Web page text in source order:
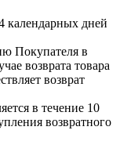
календарных дней
Покупателя в
возврата товара
возврат
в течение 10
возвратного